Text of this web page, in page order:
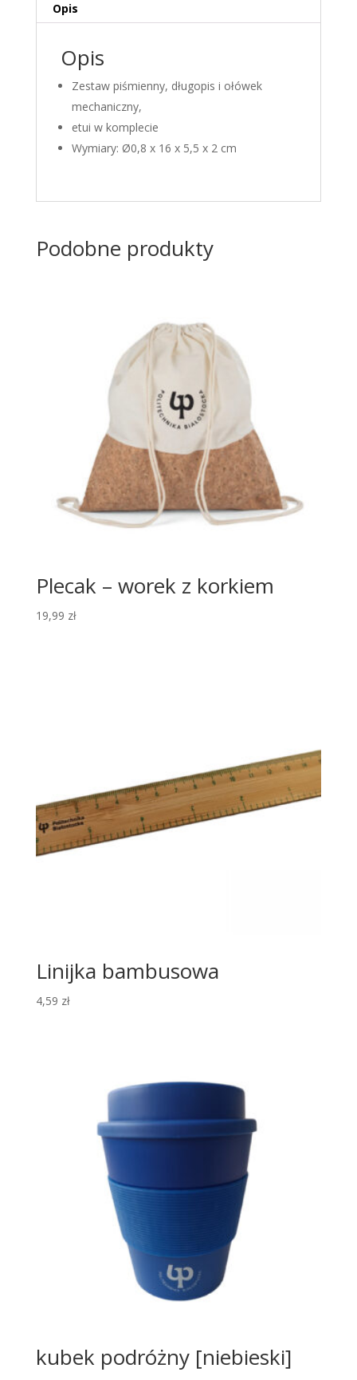
Opis
Opis
Zestaw piśmienny, długopis i ołówek
mechaniczny,
etui w komplecie
Wymiary: Ø0,8 x 16 x 5,5 x 2 cm
Podobne produkty
Plecak – worek z korkiem
19,99 zł
Linijka bambusowa
4,59 zł
kubek podróżny [niebieski]